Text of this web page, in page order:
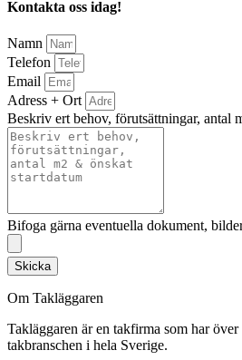
Kontakta oss idag!
Namn
Telefon
Email
Adress + Ort
Beskriv ert behov, förutsättningar, antal
Bifoga gärna eventuella dokument,
Skicka
Om Takläggaren
Takläggaren är en takfirma som har
takbranschen i hela Sverige.